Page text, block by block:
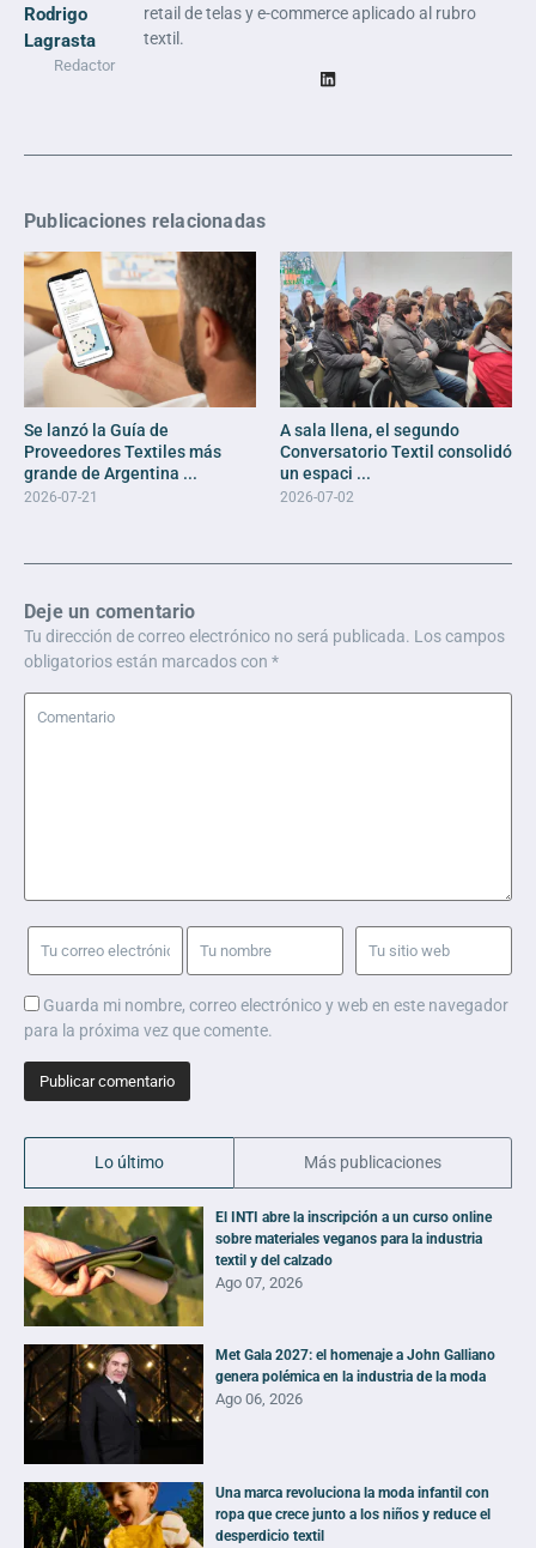
Rodrigo
Lagrasta
Redactor
retail de telas y e-commerce aplicado al rubro
textil.
Publicaciones relacionadas
Se lanzó la Guía de
Proveedores Textiles más
grande de Argentina ...
2026-07-21
A sala llena, el segundo
Conversatorio Textil consolidó
un espaci ...
2026-07-02
Deje un comentario
Tu dirección de correo electrónico no será publicada. Los campos
obligatorios están marcados con *
Guarda mi nombre, correo electrónico y web en este navegador
para la próxima vez que comente.
Lo último Más publicaciones
El INTI abre la inscripción a un curso online
sobre materiales veganos para la industria
textil y del calzado
Ago 07, 2026
Met Gala 2027: el homenaje a John Galliano
genera polémica en la industria de la moda
Ago 06, 2026
Una marca revoluciona la moda infantil con
ropa que crece junto a los niños y reduce el
desperdicio textil